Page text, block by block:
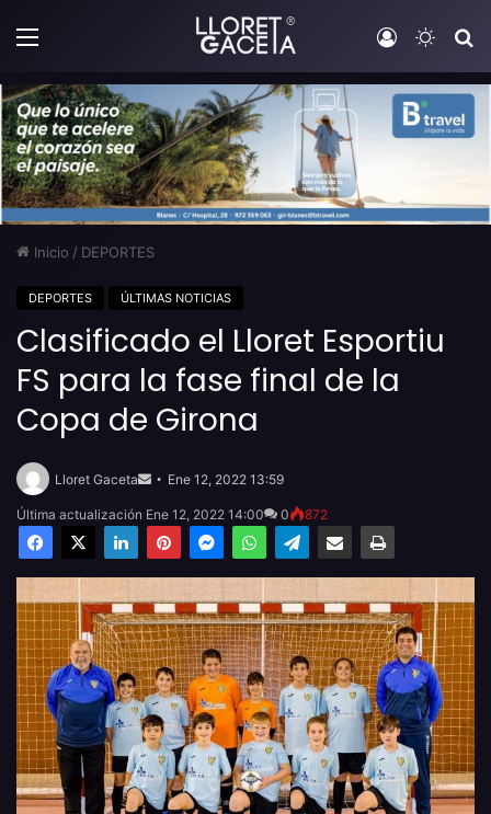
Menú Iniciar
Inicio / DEPORTES
DEPORTES ÚLTIMAS NOTICIAS
Clasificado el Lloret Esportiu
FS para la fase final de la
Copa de Girona
Lloret Gaceta
email
Ene 12, 2022 13:59
Última actualización Ene 12, 2022 14:00 0 872
Facebook
X LinkedInPinterestMessengerWhatsAppTelegramCompartir por email Imprimir